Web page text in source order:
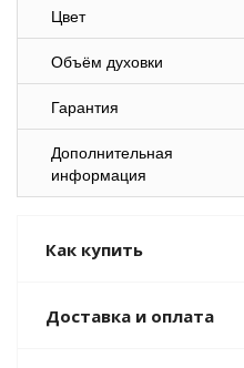
Цвет
Объём духовки
Гарантия
Дополнительная
информация
Как купить
Доставка и оплата